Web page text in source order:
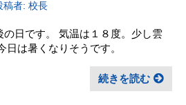
稿者: 校長
の日です。 気温は１８度。少し雲
は暑くなりそうです。
続きを読む